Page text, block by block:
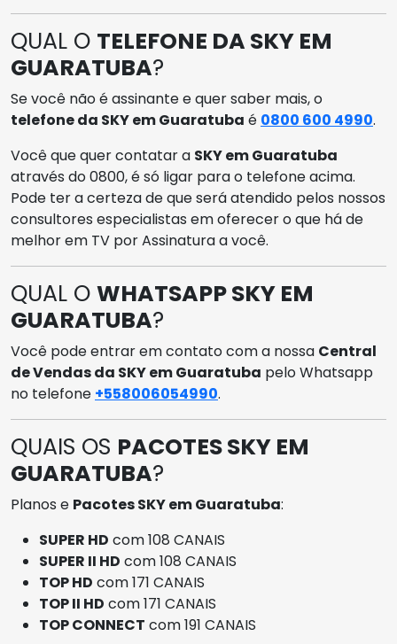
QUAL O TELEFONE DA SKY EM
GUARATUBA?
Se você não é assinante e quer saber mais, o
telefone da SKY em Guaratuba é 0800 600 4990.
Você que quer contatar a SKY em Guaratuba
através do 0800, é só ligar para o telefone acima.
Pode ter a certeza de que será atendido pelos nossos
consultores especialistas em oferecer o que há de
melhor em TV por Assinatura a você.
QUAL O WHATSAPP SKY EM
GUARATUBA?
Você pode entrar em contato com a nossa Central
de Vendas da SKY em Guaratuba pelo Whatsapp
no telefone +558006054990.
QUAIS OS PACOTES SKY EM
GUARATUBA?
Planos e Pacotes SKY em Guaratuba:
SUPER HD com 108 CANAIS
SUPER II HD com 108 CANAIS
TOP HD com 171 CANAIS
TOP II HD com 171 CANAIS
TOP CONNECT com 191 CANAIS